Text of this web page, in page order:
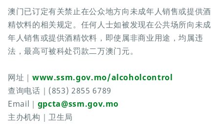
澳门已订定有关禁止在公众地方向未成年人销售或提供酒
精饮料的相关规定。任何人士如被发现在公共场所向未成
年人销售或提供酒精饮料，即使属非商业用途，均属违
法，最高可被科处罚款二万澳门元。
网址｜ www.ssm.gov.mo/alcoholcontrol
查询电话｜(853) 2855 6789
Email｜ gpcta@ssm.gov.mo
主办机构｜卫生局